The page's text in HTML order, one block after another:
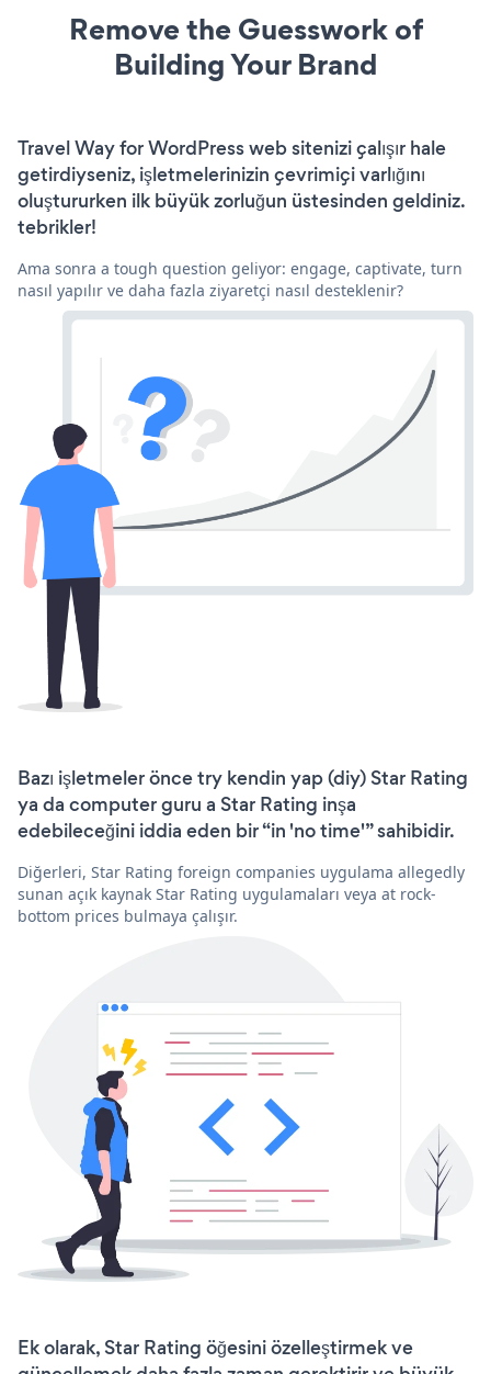
Remove the Guesswork of
Building Your Brand
Travel Way for WordPress web sitenizi çalışır hale
getirdiyseniz, işletmelerinizin çevrimiçi varlığını
oluştururken ilk büyük zorluğun üstesinden geldiniz.
tebrikler!
Ama sonra a tough question geliyor: engage, captivate, turn
nasıl yapılır ve daha fazla ziyaretçi nasıl desteklenir?
Bazı işletmeler önce try kendin yap (diy) Star Rating
ya da computer guru a Star Rating inşa
edebileceğini iddia eden bir “in 'no time'” sahibidir.
Diğerleri, Star Rating foreign companies uygulama allegedly
sunan açık kaynak Star Rating uygulamaları veya at rock-
bottom prices bulmaya çalışır.
Ek olarak, Star Rating öğesini özelleştirmek ve